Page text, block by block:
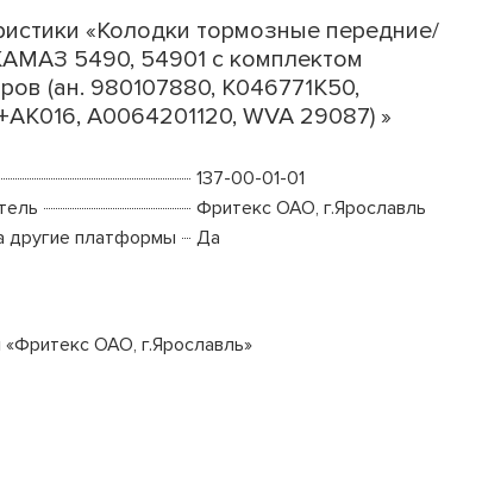
«Колодки тормозные передние/
5490, 54901 с комплектом
(ан. 980107880, K046771K50,
A0064201120, WVA 29087) »
137-00-01-01
Фритекс ОАО, г.Ярославль
другие платформы
Да
ОАО, г.Ярославль»